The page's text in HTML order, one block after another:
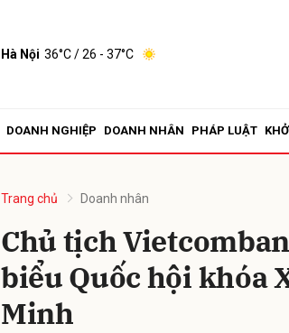
Hà Nội 36°C/ 26 - 37°C
DOANH NGHIỆP DOANH NHÂN PHÁP LUẬT
Trang chủ Doanh nhân
Chủ tịch
biểu Quốc hội khóa
Minh